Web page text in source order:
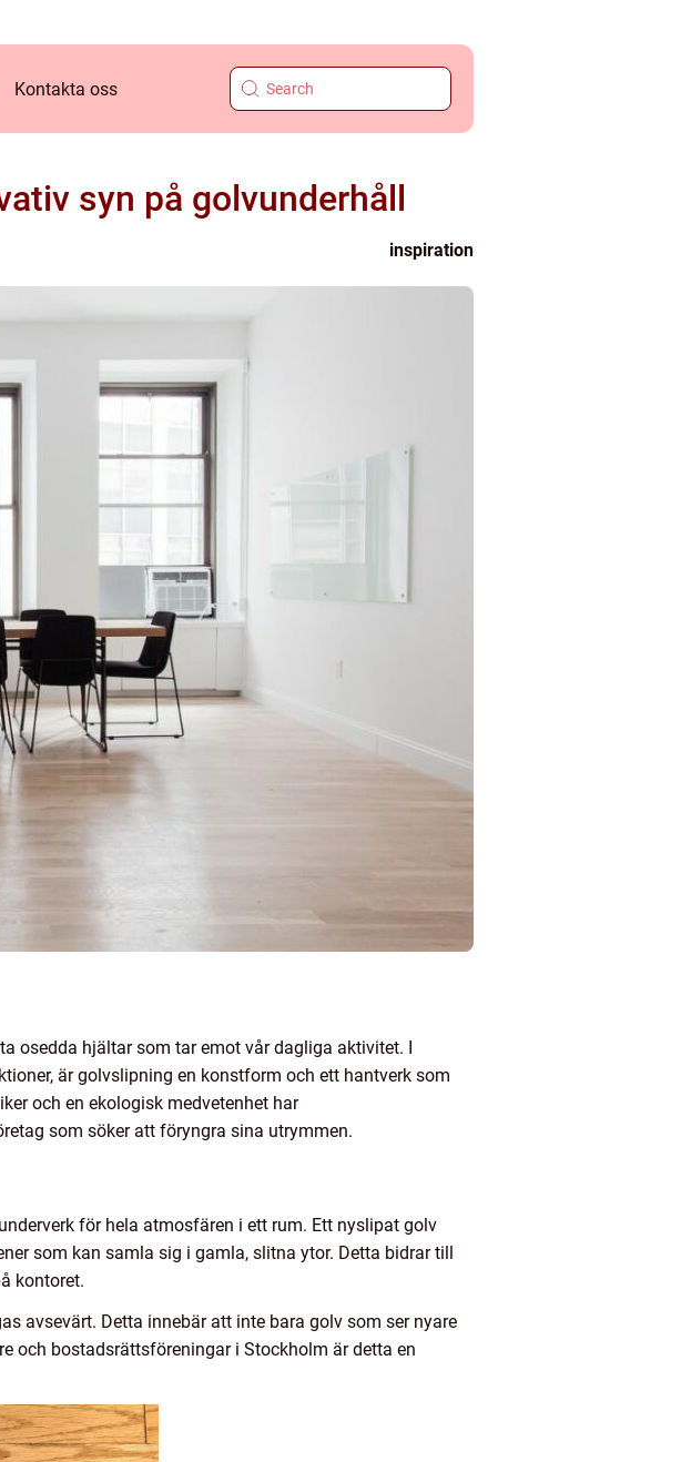
Kontakta oss
syn på golvunderhåll
inspiration
osedda hjältar som tar emot vår dagliga aktivitet. I
är golvslipning en konstform och ett hantverk som
och en ekologisk medvetenhet har
som söker att föryngra sina utrymmen.
för hela atmosfären i ett rum. Ett nyslipat golv
som kan samla sig i gamla, slitna ytor. Detta bidrar till
kontoret.
avsevärt. Detta innebär att inte bara golv som ser nyare
och bostadsrättsföreningar i Stockholm är detta en